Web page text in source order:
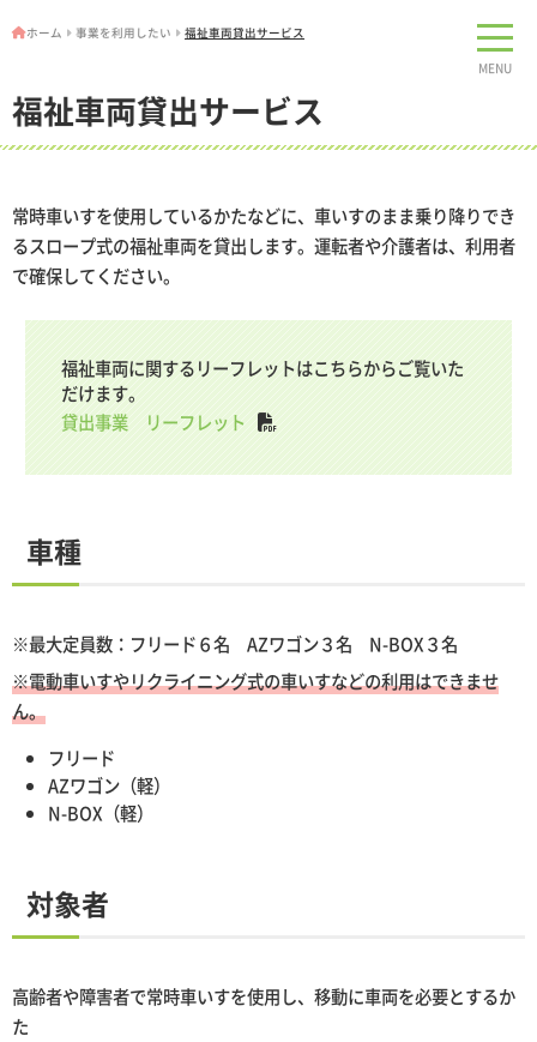
MENU
ホーム 事業を利用したい 福祉車両貸出サービス
福祉車両貸出サービス
常時車いすを使用しているかたなどに、車いすのまま乗り降りでき
るスロープ式の福祉車両を貸出します。運転者や介護者は、利用者
で確保してください。
福祉車両に関するリーフレットはこちらからご覧いた
だけます。
貸出事業 リーフレット
車種
※最大定員数：フリード６名 AZワゴン３名 N-BOX３名
※電動車いすやリクライニング式の車いすなどの利用はできませ
ん。
フリード
AZワゴン（軽）
N-BOX（軽）
対象者
高齢者や障害者で常時車いすを使用し、移動に車両を必要とするか
た